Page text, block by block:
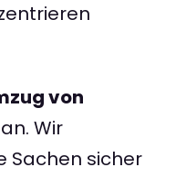
von
an. Wir
Sachen sicher